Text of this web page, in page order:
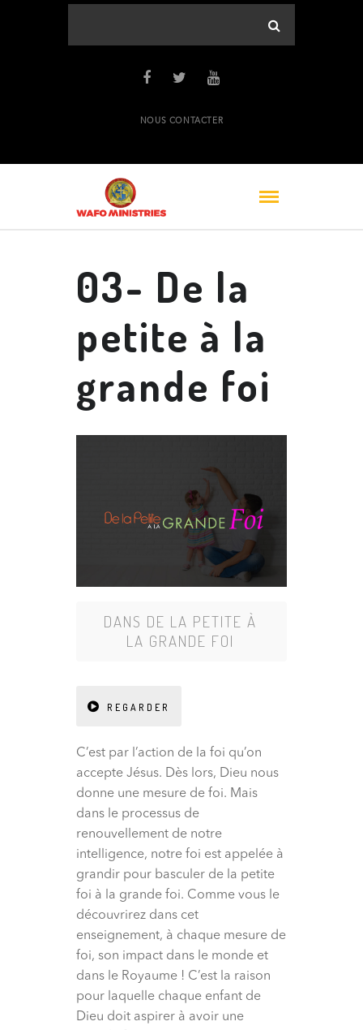
NOUS CONTACTER
03- De la
petite à la
grande foi
DANS DE LA PETITE À
LA GRANDE FOI
REGARDER
C’est par l’action de la foi qu’on
accepte Jésus. Dès lors, Dieu nous
donne une mesure de foi. Mais
dans le processus de
renouvellement de notre
intelligence, notre foi est appelée à
grandir pour basculer de la petite
foi à la grande foi. Comme vous le
découvrirez dans cet
enseignement, à chaque mesure de
foi, son impact dans le monde et
dans le Royaume ! C’est la raison
pour laquelle chaque enfant de
Dieu doit aspirer à avoir une